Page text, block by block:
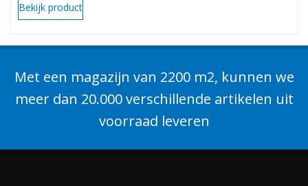
Bekijk product
Met een magazijn van 2200 m2, kunnen we
meer dan 20.000 verschillende artikelen uit
voorraad leveren